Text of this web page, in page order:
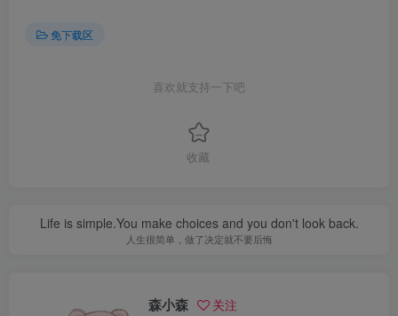
免下载区
喜欢就支持一下吧
收藏
Life is simple.You make choices and you don't look back.
人生很简单，做了决定就不要后悔
森小森 关注